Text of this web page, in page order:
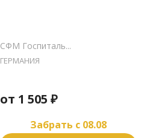
СФМ Госпиталь...
ГЕРМАНИЯ
от 1 505 ₽
Забрать c 08.08